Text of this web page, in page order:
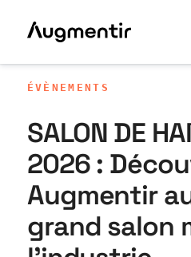
ÉVÈNEMENTS
SALON DE
2026 :
Augmentir
grand salon